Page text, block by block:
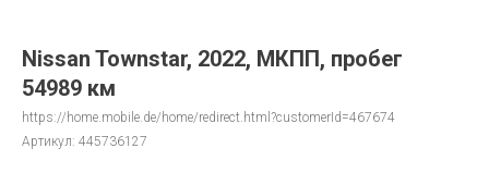
Nissan Townstar, 2022, МКПП, пробег
54989 км
https://home.mobile.de/home/redirect.html?customerId=467674
Артикул: 445736127